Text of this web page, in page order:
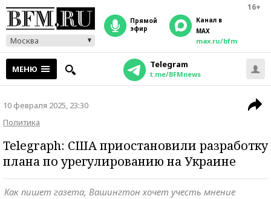
16+
Москва
прямой
эфир
Канал в
MAX
max.ru/bfm
МЕНЮ Telegram
t.me/BFMnews
10 февраля 2025, 23:30
Политика
Telegraph: США приостановили разработку
плана по урегулированию на Украине
Как пишет газета, Вашингтон хочет учесть мнение